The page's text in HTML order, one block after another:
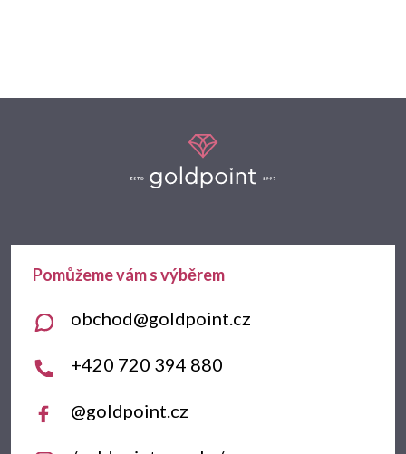
a
obchod@goldpoint.cz
+420 720 394 880
@goldpoint.cz